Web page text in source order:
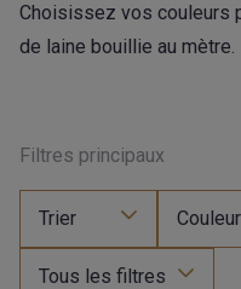
Choisissez vos couleurs
de laine bouillie au mètre.
Filtres principaux
Trier
Tous les filtres